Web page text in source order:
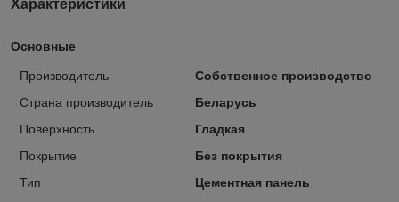
Характеристики
Основные
Производитель
Собственное производство
Страна производитель
Беларусь
Поверхность
Гладкая
Покрытие
Без покрытия
Тип
Цементная панель